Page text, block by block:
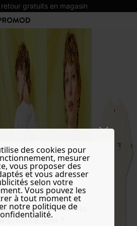
retour gratuits en magasin
to be redirected to
?
des cookies pour
mesurer
vous proposer des
et vous adresser
selon votre
Vous pouvez les
à tout moment et
notre politique de